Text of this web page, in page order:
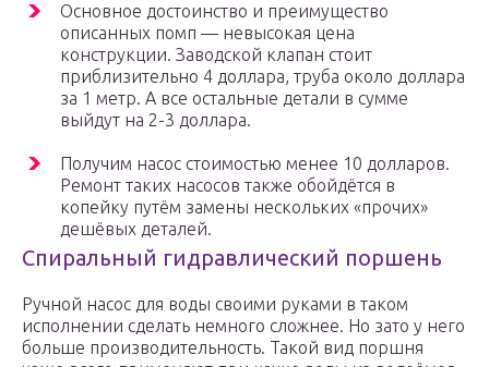
Основное достоинство и преимущество
описанных помп — невысокая цена
конструкции. Заводской клапан стоит
приблизительно 4 доллара, труба около доллара
за 1 метр. А все остальные детали в сумме
выйдут на 2-3 доллара.
Получим насос стоимостью менее 10 долларов.
Ремонт таких насосов также обойдётся в
копейку путём замены нескольких «прочих»
дешёвых деталей.
Спиральный гидравлический поршень
Ручной насос для воды своими руками в таком
исполнении сделать немного сложнее. Но зато у него
больше производительность. Такой вид поршня